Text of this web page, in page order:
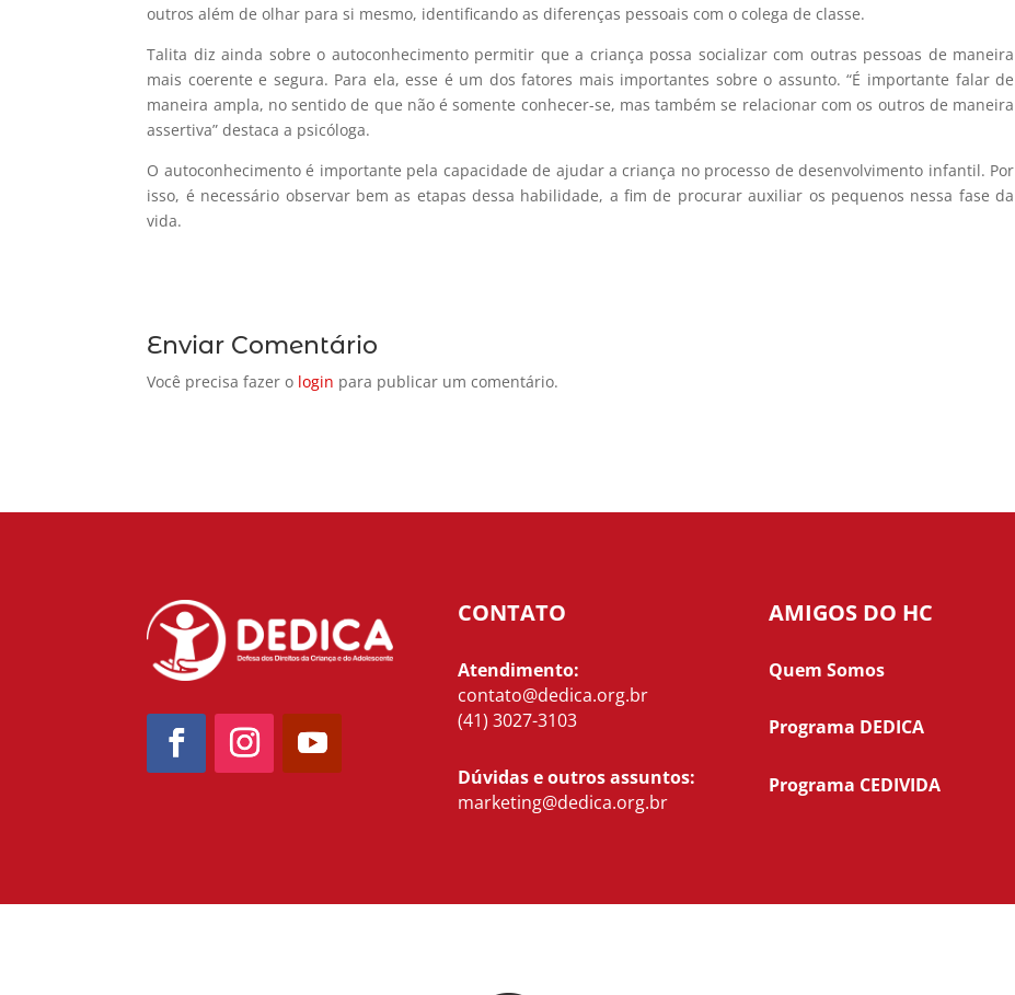
outros além de olhar para si mesmo, identificando as diferenças pessoais com o colega de classe.
Talita diz ainda sobre o autoconhecimento permitir que a criança possa socializar com outras pessoas de maneira
mais coerente e segura. Para ela, esse é um dos fatores mais importantes sobre o assunto. “É importante falar de
maneira ampla, no sentido de que não é somente conhecer-se, mas também se relacionar com os outros de maneira
assertiva” destaca a psicóloga.
O autoconhecimentoé importante pela capacidade de ajudar a criança no processo de desenvolvimento infantil. Por
isso, é necessário observar bem as etapas dessa habilidade, a fim de procurar auxiliar os pequenos nessa fase da
vida.
Enviar Comentário
Você precisa fazer o login para publicar um comentário.
CONTATO
Atendimento:
contato@dedica.org.br
(41) 3027-3103
Dúvidas e outros assuntos:
marketing@dedica.org.br
AMIGOS DO HC
Quem Somos
Programa DEDICA
Programa CEDIVIDA